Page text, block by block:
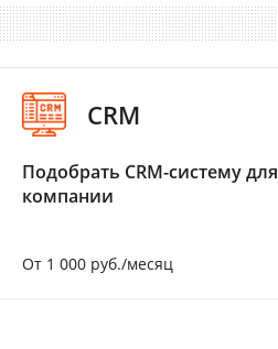
CRM
Подобрать CRM-систему для
компании
От 1 000 руб./месяц